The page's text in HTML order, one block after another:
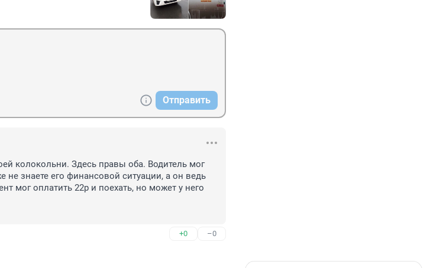
Отправить
колокольни. Здесь правы оба. Водитель мог
не знаете его финансовой ситуации, а он ведь
мог оплатить 22р и поехать, но может у него
+0 –0